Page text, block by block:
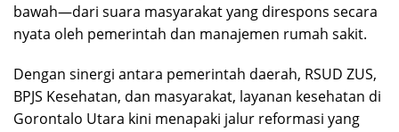
bawah—dari suara masyarakat yang direspons secara
nyata oleh pemerintah dan manajemen rumah sakit.
Dengan sinergi antara pemerintah daerah, RSUD ZUS,
BPJS Kesehatan, dan masyarakat, layanan kesehatan di
Gorontalo Utara kini menapaki jalur reformasi yang